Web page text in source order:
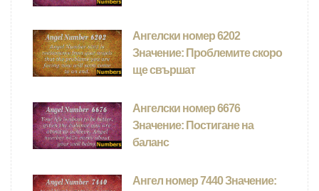
Ангелски номер 6202
Значение: Проблемите скоро
ще свършат
Ангелски номер 6676
Значение: Постигане на
баланс
Ангел номер 7440 Значение: